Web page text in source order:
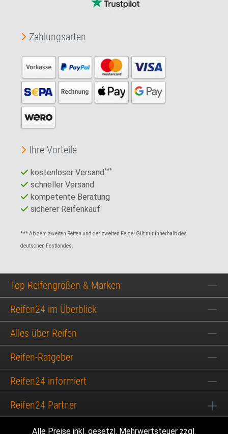
Zahlungsarten
Ihre Vorteile
kostenloser Versand***
schneller Versand
kompetente Beratung
sicherer Reifenkauf
*** Ab dem zweiten Reifen und der zweiten Felge! Gilt nur innerhalb des
deutschen Festlandes.
Top Reifengrößen & Marken
Reifen24 im Überblick
Alles über Reifen
Reifen-Ratgeber
Reifen24 informiert
Reifen24 Partner
Alle Preise inkl. gesetzl. Mehrwertsteuer zzgl.